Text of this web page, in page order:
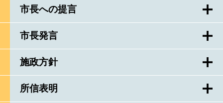
市長への提言
市長発言
施政方針
所信表明